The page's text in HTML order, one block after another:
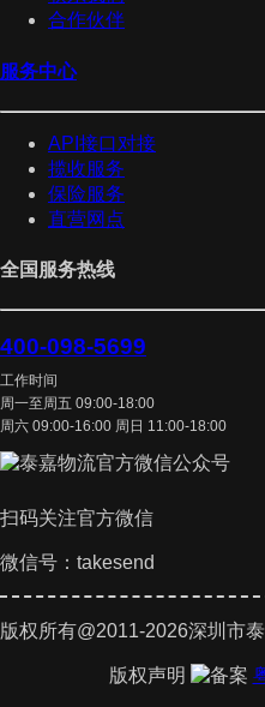
合作伙伴
服务中心
API接口对接
揽收服务
保险服务
直营网点
全国服务热线
400-098-5699
工作时间
周一至周五 09:00-18:00
周六 09:00-16:00 周日 11:00-18:00
扫码关注官方微信
微信号：takesend
版权所有@2011-2026深圳市
版权声明